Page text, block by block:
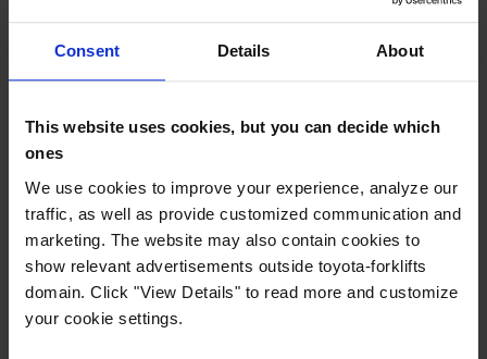
Consent Details About
This website uses cookies, but you can decide which
ones
We use cookies to improve your experience, analyze our
traffic, as well as provide customized communication and
marketing. The website may also contain cookies to
show relevant advertisements outside toyota-forklifts
domain. Click "View Details" to read more and customize
your cookie settings.
altijd uit een basis met klemmen, een
aansluiting/arm en een houder voor uitrusting. Dit
Welke basis met klemmen moet u gebruiken?
Afhankelijk van het gewicht van de te installeren
uitrusting, zijn er vier verschillende systemen.
Deze verschillen voornamelijk wat het formaat van
de aansluitkogels betreft, van 1 inch tot 2,25 inch:
1 inch (formaat B): Voor lichte uitrusting tot 0,9
kg